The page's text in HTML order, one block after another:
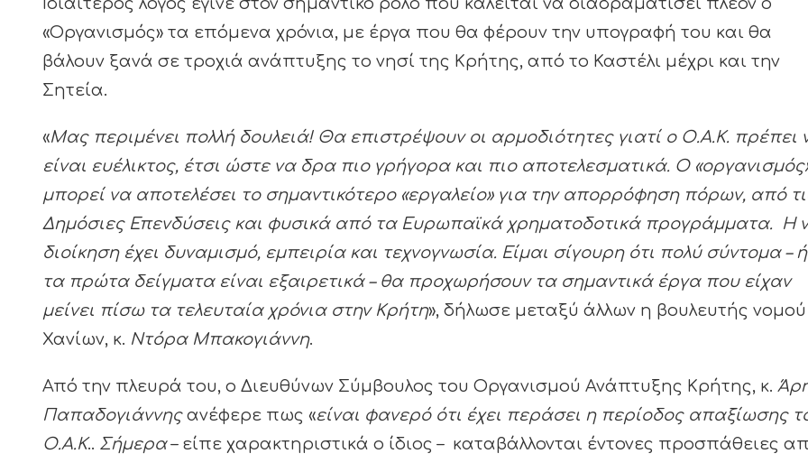
Ιδιαίτερος λόγος έγινε στον σημαντικό ρόλο που καλείται να διαδραματίσει πλέον ο
«Οργανισμός» τα επόμενα χρόνια, με έργα που θα φέρουν την υπογραφή του και θα
βάλουν ξανά σε τροχιά ανάπτυξης το νησί της Κρήτης, από το Καστέλι μέχρι και την
Σητεία.
«Μας περιμένει πολλή δουλειά! Θα επιστρέψουν οι αρμοδιότητες γιατί ο Ο.Α.Κ. πρέπει
είναι ευέλικτος, έτσι ώστε να δρα πιο γρήγορα και πιο αποτελεσματικά. Ο
μπορεί να αποτελέσει το σημαντικότερο «εργαλείο» για την απορρόφηση πόρων, από
Δημόσιες Επενδύσεις και φυσικά από τα Ευρωπαϊκά χρηματοδοτικά προγράμματα. Η
διοίκηση έχει δυναμισμό, εμπειρία και τεχνογνωσία. Είμαι σίγουρη ότι πολύ σύντομα –
τα πρώτα δείγματα είναι εξαιρετικά – θα προχωρήσουν τα σημαντικά έργα που είχαν
μείνει πίσω τα τελευταία χρόνια στην Κρήτη», δήλωσε μεταξύ άλλων η βουλευτής νομού
Χανίων, κ. Ντόρα Μπακογιάννη.
Από την πλευρά του, ο Διευθύνων Σύμβουλος του Οργανισμού Ανάπτυξης Κρήτης, κ.
Παπαδογιάννηςανέφερε πως «είναι φανερό ότι έχει περάσει η περίοδος απαξίωσης
Ο.Α.Κ.. Σήμερα– είπε χαρακτηριστικά ο ίδιος – καταβάλλονται έντονες προσπάθειες